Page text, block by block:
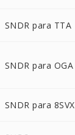
SNDR para TTA
SNDR para OGA
SNDR para 8SVX